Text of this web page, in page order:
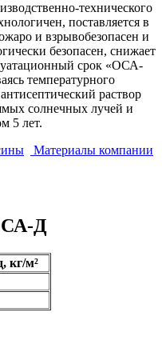
технического
поставляется в
и взрывобезопасен и
безопасен, снижает
срок «ОСА-
температурного
раствор
солнечных лучей и
5 лет.
Материалы компании
Д
кг/м²